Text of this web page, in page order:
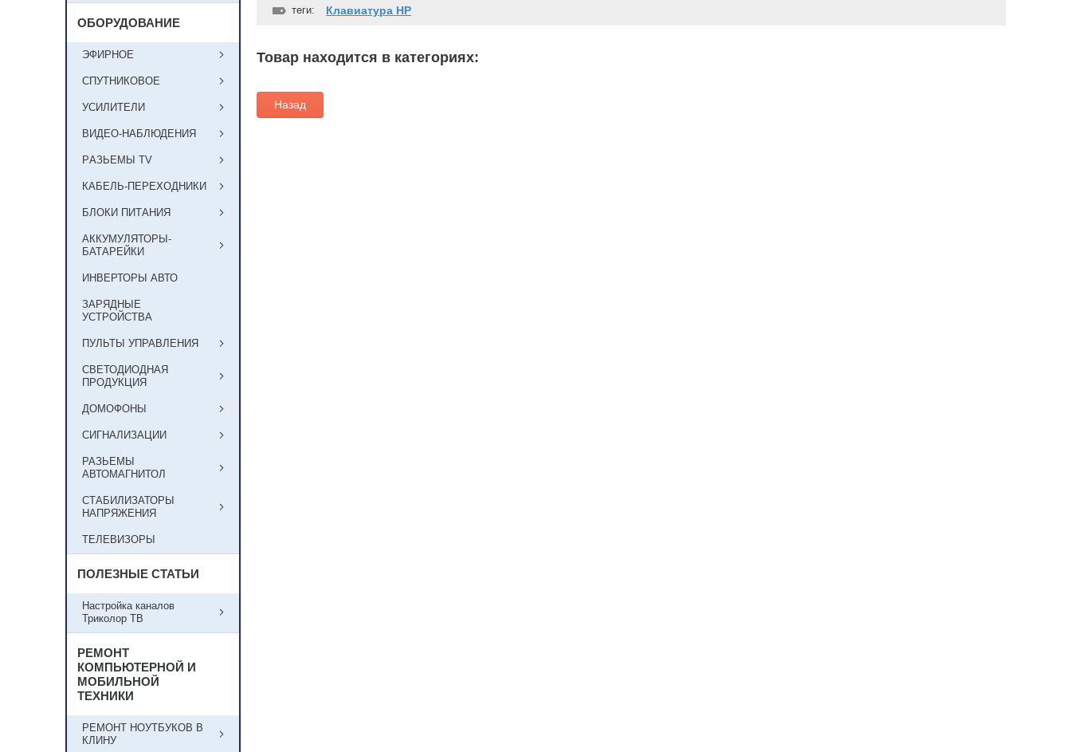
теги: Клавиатура HP
Товар находится в категориях:
Назад
ОБОРУДОВАНИЕ
ЭФИРНОЕ
СПУТНИКОВОЕ
УСИЛИТЕЛИ
ВИДЕО-НАБЛЮДЕНИЯ
РAЗЬЕМЫ TV
КАБЕЛЬ-ПЕРЕХОДНИКИ
БЛОКИ ПИТАНИЯ
АККУМУЛЯТОРЫ-
БАТАРЕЙКИ
ИНВЕРТОРЫ АВТО
ЗАРЯДНЫЕ
УСТРОЙСТВА
ПУЛЬТЫ УПРАВЛЕНИЯ
СВЕТОДИОДНАЯ
ПРОДУКЦИЯ
ДОМОФОНЫ
СИГНАЛИЗАЦИИ
РАЗЬЕМЫ
АВТОМАГНИТОЛ
СТАБИЛИЗАТОРЫ
НАПРЯЖЕНИЯ
ТЕЛЕВИЗОРЫ
ПОЛЕЗНЫЕ СТАТЬИ
Настройка каналов
Триколор ТВ
РЕМОНТ
КОМПЬЮТЕРНОЙ И
МОБИЛЬНОЙ
ТЕХНИКИ
РЕМОНТ НОУТБУКОВ В
КЛИНУ